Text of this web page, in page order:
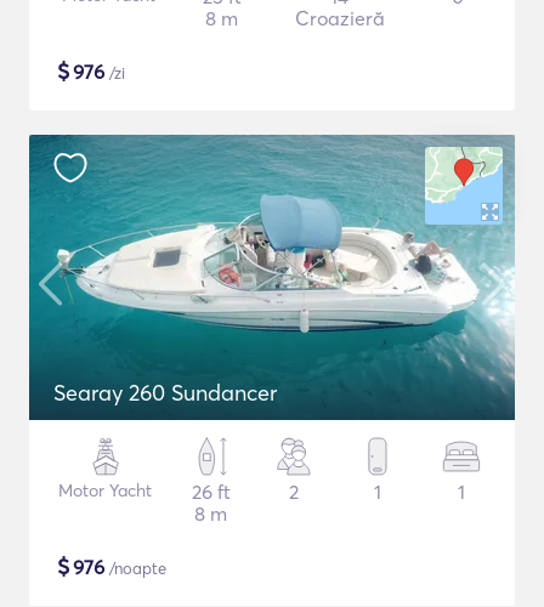
8 m
Croazieră
$976 /zi
Searay 260 Sundancer
Motor Yacht
26 ft
8 m
2 1 1
$976 /noapte